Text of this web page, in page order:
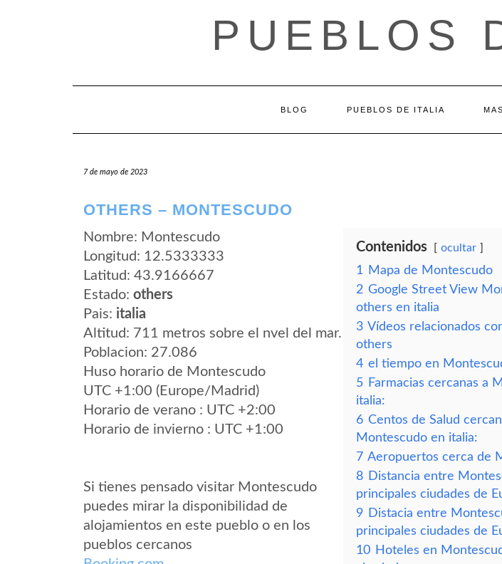
PUEBLOS
BLOG PUEBLOS DE ITALIA
7 de mayo de 2023
OTHERS – MONTESCUDO
Nombre: Montescudo
Longitud: 12.5333333
Latitud: 43.9166667
Estado: others
Pais: italia
Altitud: 711 metros sobre el nvel del mar.
Poblacion: 27.086
Huso horario de Montescudo
UTC +1:00 (Europe/Madrid)
Horario de verano : UTC +2:00
Horario de invierno : UTC +1:00
Si tienes pensado visitar Montescudo
puedes mirar la disponibilidad de
alojamientos en este pueblo o en los
pueblos cercanos
Contenidos ocultar
1
Mapa de Montescudo
2 Google Street View
others en italia
3 Vídeos relacionados
others
4 el tiempo en
5 Farmacias cercanas a
italia:
6 Centos de Salud
Montescudo en italia:
7 Aeropuertos cerca de
8 Distancia entre
principales ciudades de
9 Distacia entre
principales ciudades de
10 Hoteles en